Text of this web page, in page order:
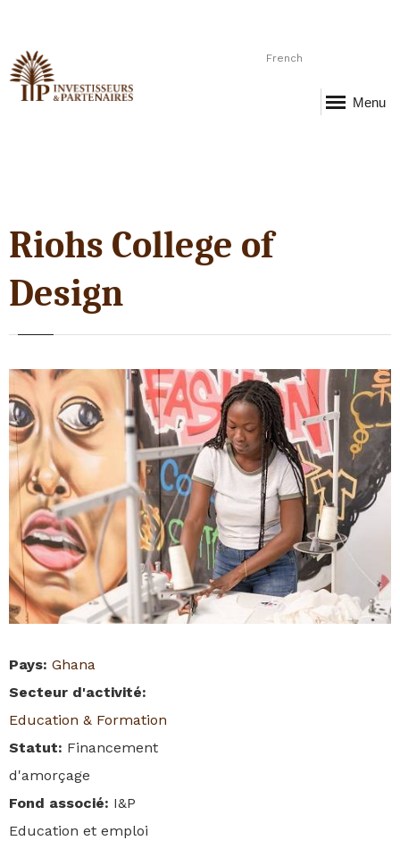
French
Menu
Riohs College of
Design
Pays: Ghana
Secteur d'activité:
Education & Formation
Statut: Financement
d'amorçage
Fond associé: I&P
Education et emploi